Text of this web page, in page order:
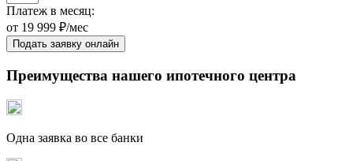
Платеж в месяц:
от 19 999 ₽/мес
Подать заявку онлайн
Преимущества нашего ипотечного центра
Одна заявка во все банки